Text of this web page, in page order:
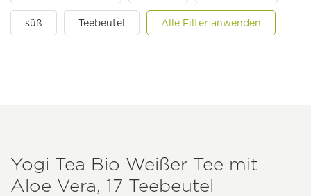
süß Teebeutel Alle Filter anwenden
Yogi Tea Bio Weißer Tee mit
Aloe Vera, 17 Teebeutel